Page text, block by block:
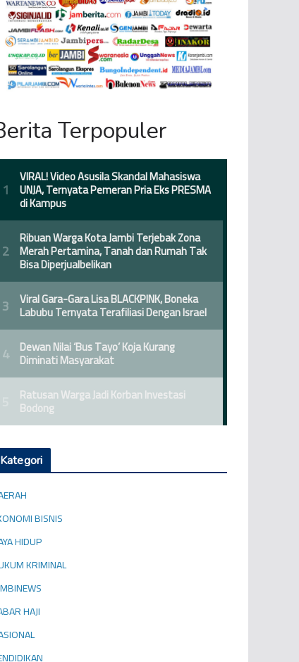
Terpopuler
Kategori
BISNIS
HIDUP
KRIMINAL
HAJI